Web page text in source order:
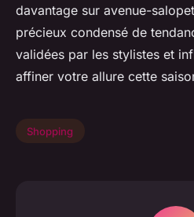
davantage sur avenue-
précieux condensé de
validées par les stylistes et
affiner votre allure cette
Shopping